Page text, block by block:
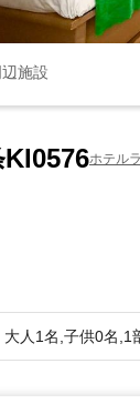
辺施設
ホテル
大人1名,子供0名,1